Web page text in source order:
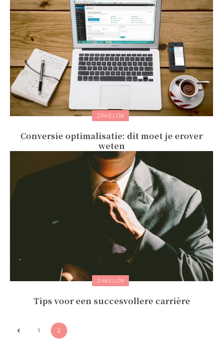
ZAKELIJK
Conversie optimalisatie: dit moet je erover
weten
ZAKELIJK
Tips voor een succesvollere carrière
1 2